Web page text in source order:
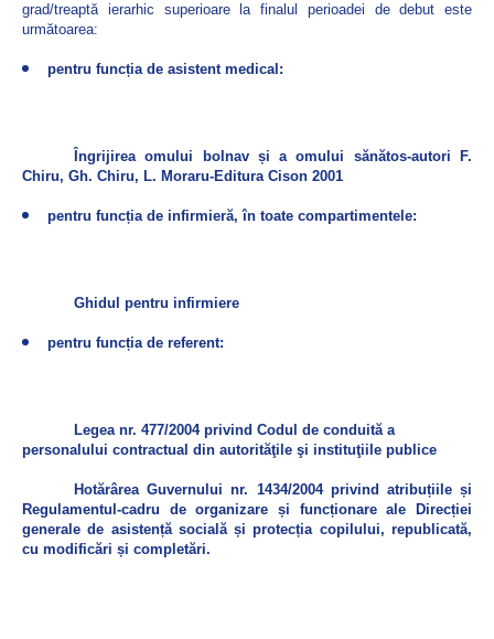
grad/treaptă ierarhic superioare la finalul perioadei de debut este
următoarea:
pentru funcția de asistent medical:
Îngrijirea omului bolnav și a omului sănătos-autori F.
Chiru, Gh. Chiru, L. Moraru-Editura Cison 2001
pentru funcția de infirmieră, în toate compartimentele:
Ghidul pentru infirmiere
pentru funcția de referent:
Legea nr. 477/2004privind Codul de conduită a
personalului contractual din autorităţile şi instituţiile publice
Hotărârea Guvernului nr. 1434/2004 privind atribuțiile și
Regulamentul-cadru de organizare și funcționare ale Direcției
generale de asistență socială și protecția copilului, republicată,
cu modificări și completări.